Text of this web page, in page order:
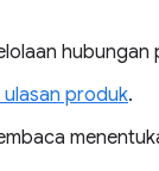
hubungan
produk.